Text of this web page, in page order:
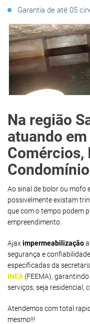
Garantia de até 05
Na região
atuando
Comércios,
Ao sinal de bolor ou mofo
possivelmente existam
que com o tempo podem
empreendimento.
Ajaximpermeabilização
segurança e
especificadas da
INEA (FEEMA),
serviços, seja residencial,
Atendemos com total
mesmo!!!